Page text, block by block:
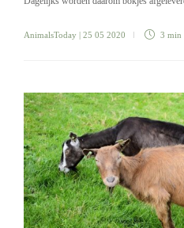
AnimalsToday | 25 05 2020 3 min